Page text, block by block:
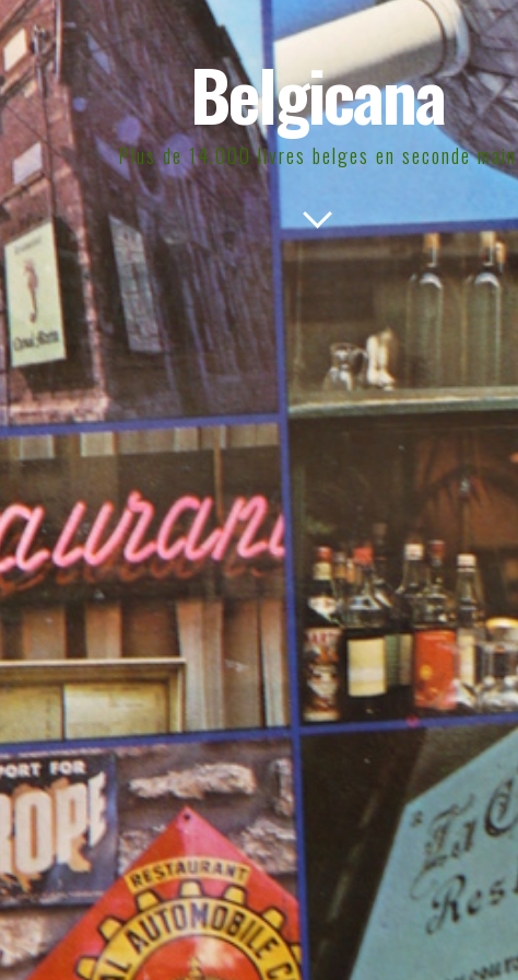
Belgicana
Plus de 14.000 livres belges en seconde main